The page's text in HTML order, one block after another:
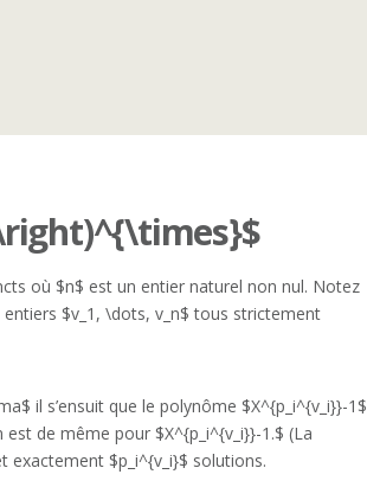
où $n$ est un entier naturel non nul. Notez
$v_1, \dots, v_n$ tous strictement
il s’ensuit que le polynôme $X^{p_i^{v_i}}-1$
de même pour $X^{p_i^{v_i}}-1.$ (La
exactement $p_i^{v_i}$ solutions.